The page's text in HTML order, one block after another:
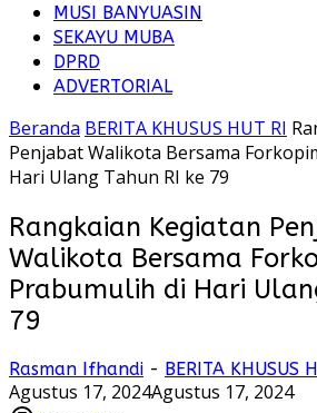
MUSI BANYUASIN
SEKAYU MUBA
DPRD
ADVERTORIAL
Beranda BERITA KHUSUS HUT RI
Penjabat Walikota Bersama
Hari Ulang Tahun RI ke 79
Rangkaian Kegiatan
Walikota Bersama
Prabumulih di Hari
79
Rasman Ifhandi - BERITA KHUSUS
Agustus 17, 2024Agustus 17, 2024